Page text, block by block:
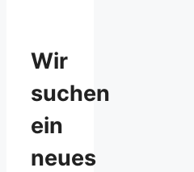
Wir
suchen
ein
neues